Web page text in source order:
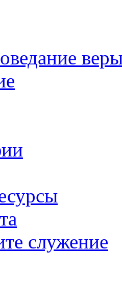
служение